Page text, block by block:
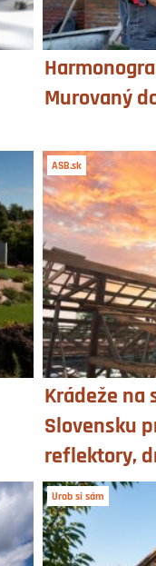
Murovaný
ASB.sk
Krádeže na
Slovensku
reflektory,
Urob si sám